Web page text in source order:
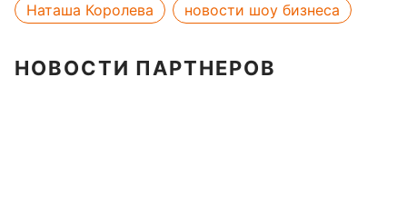
Наташа Королева новости шоу бизнеса
НОВОСТИ ПАРТНЕРОВ